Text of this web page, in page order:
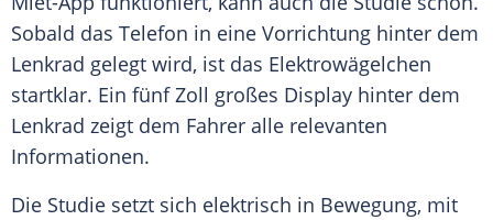
Sobald das Telefon in eine Vorrichtung hinter dem
Lenkrad gelegt wird, ist das Elektrowägelchen
startklar. Ein fünf Zoll großes Display hinter dem
Lenkrad zeigt dem Fahrer alle relevanten
Informationen.
Die Studie setzt sich elektrisch in Bewegung, mit